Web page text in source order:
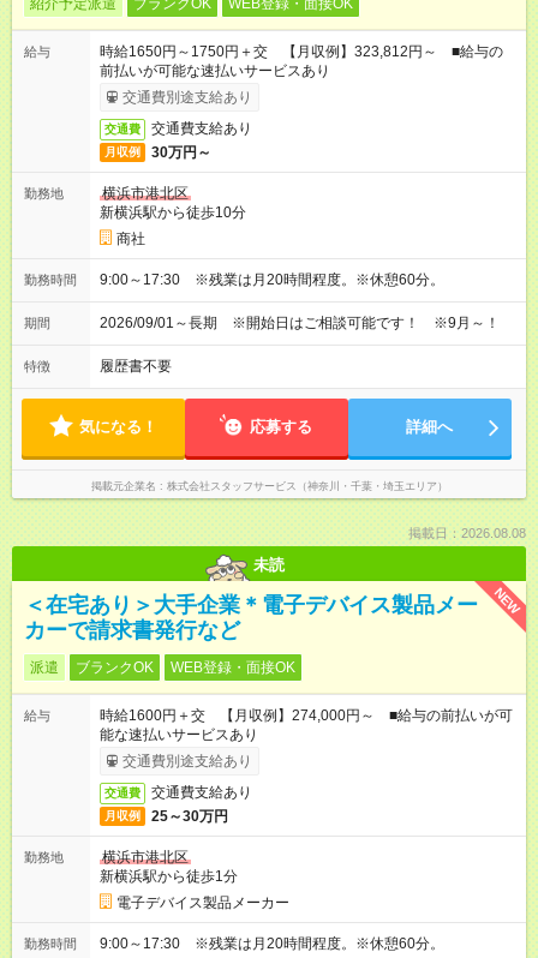
紹介予定派遣 ブランクOK WEB登録・面接OK
給与
時給1650円～1750円＋交 【月収例】323,812円～ ■給与の
前払いが可能な速払いサービスあり
交通費別途支給あり
交通費 交通費支給あり
月収例 30万円～
勤務地
横浜市港北区
新横浜駅から徒歩10分
商社
勤務時間 9:00～17:30 ※残業は月20時間程度。※休憩60分。
期間 2026/09/01～長期 ※開始日はご相談可能です！ ※9月～！
特徴 履歴書不要
気になる！ 応募する 詳細へ
掲載元企業名 株式会社スタッフサービス（神奈川・千葉・埼玉エリア）
掲載日：2026.08.08
未読
NEW
＜在宅あり＞大手企業＊電子デバイス製品メー
カーで請求書発行など
派遣 ブランクOK WEB登録・面接OK
給与
時給1600円＋交 【月収例】274,000円～ ■給与の前払いが可
能な速払いサービスあり
交通費別途支給あり
交通費 交通費支給あり
月収例 25～30万円
勤務地
横浜市港北区
新横浜駅から徒歩1分
電子デバイス製品メーカー
勤務時間 9:00～17:30 ※残業は月20時間程度。※休憩60分。